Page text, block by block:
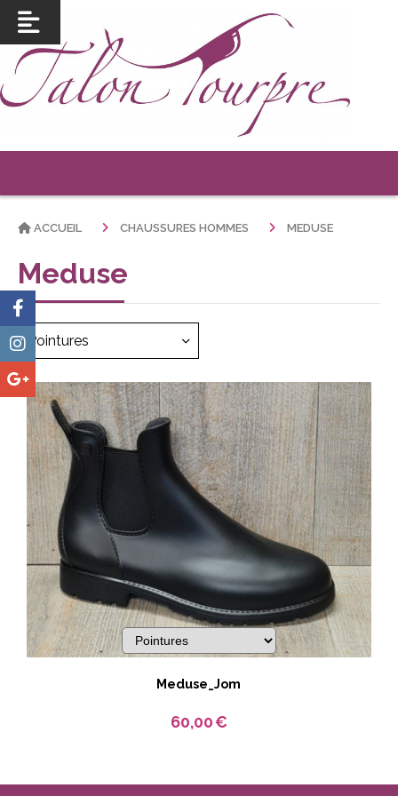
ACCUEIL CHAUSSURES HOMMES MEDUSE
Meduse
Pointures
Meduse_Jom
60,00€